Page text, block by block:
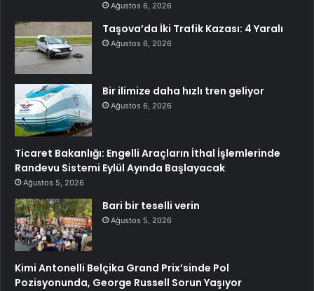
Ağustos 6, 2026
Taşova’da İki Trafik Kazası: 4 Yaralı
Ağustos 6, 2026
Bir ilimize daha hızlı tren geliyor
Ağustos 6, 2026
Ticaret Bakanlığı: Engelli Araçların İthal İşlemlerinde
Randevu Sistemi Eylül Ayında Başlayacak
Ağustos 5, 2026
Bari bir teselli verin
Ağustos 5, 2026
Kimi Antonelli Belçika Grand Prix’sinde Pol
Pozisyonunda, George Russell Sorun Yaşıyor